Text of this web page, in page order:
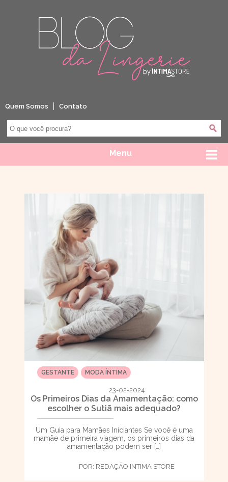
Quem Somos Contato
Menu
GESTANTE MODA ÍNTIMA
23-02-2024
Os Primeiros Dias da Amamentação: como
escolher o Sutiã mais adequado?
Um Guia para Mamães Iniciantes Se você é uma
mamãe de primeira viagem, os primeiros dias da
amamentação podem ser […]
POR: REDAÇÃO INTIMA STORE